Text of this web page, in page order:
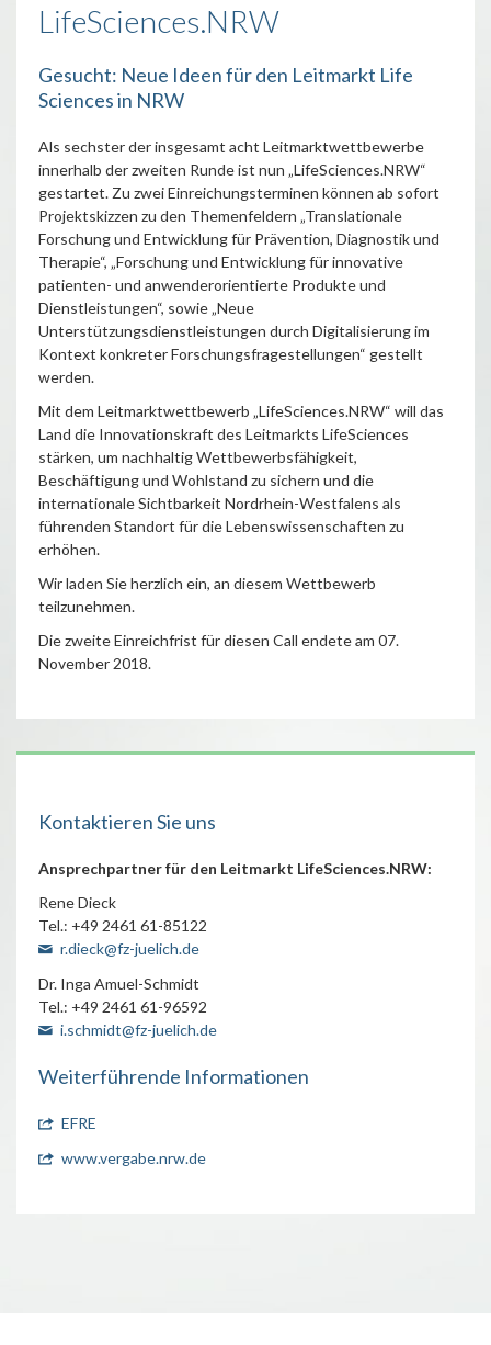
LifeSciences.NRW
Gesucht: Neue Ideen für den Leitmarkt Life
Sciences in NRW
Als sechster der insgesamt acht Leitmarktwettbewerbe
innerhalb der zweiten Runde ist nun „LifeSciences.NRW“
gestartet. Zu zwei Einreichungsterminen können ab sofort
Projektskizzen zu den Themenfeldern „Translationale
Forschung und Entwicklung für Prävention, Diagnostik und
Therapie“, „Forschung und Entwicklung für innovative
patienten- und anwenderorientierte Produkte und
Dienstleistungen“, sowie „Neue
Unterstützungsdienstleistungen durch Digitalisierung im
Kontext konkreter Forschungsfragestellungen“ gestellt
werden.
Mit dem Leitmarktwettbewerb „LifeSciences.NRW“ will das
Land die Innovationskraft des Leitmarkts LifeSciences
stärken, um nachhaltig Wettbewerbsfähigkeit,
Beschäftigung und Wohlstand zu sichern und die
internationale Sichtbarkeit Nordrhein-Westfalens als
führenden Standort für die Lebenswissenschaften zu
erhöhen.
Wir laden Sie herzlich ein, an diesem Wettbewerb
teilzunehmen.
Die zweite Einreichfrist für diesen Call endete am 07.
November 2018.
Kontaktieren Sie uns
Ansprechpartner für den Leitmarkt LifeSciences.NRW:
Rene Dieck
Tel.: +49 2461 61-85122
r.dieck@fz-juelich.de
Dr. Inga Amuel-Schmidt
Tel.: +49 2461 61-96592
i.schmidt@fz-juelich.de
Weiterführende Informationen
EFRE
www.vergabe.nrw.de